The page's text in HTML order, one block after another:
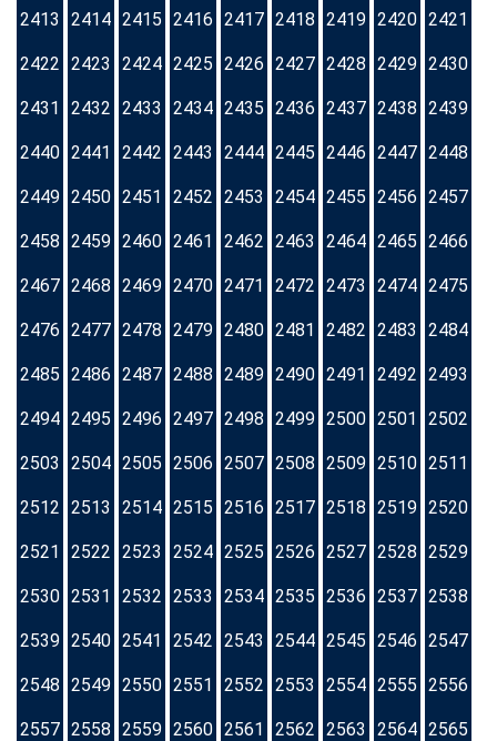
2413 2414 2415 2416 2417 2418 2419 2420 2421
2422 2423 2424 2425 2426 2427 2428 2429 2430
2431 2432 2433 2434 2435 2436 2437 2438 2439
2440 2441 2442 2443 2444 2445 2446 2447 2448
2449 2450 2451 2452 2453 2454 2455 2456 2457
2458 2459 2460 2461 2462 2463 2464 2465 2466
2467 2468 2469 2470 2471 2472 2473 2474 2475
2476 2477 2478 2479 2480 2481 2482 2483 2484
2485 2486 2487 2488 2489 2490 2491 2492 2493
2494 2495 2496 2497 2498 2499 2500 2501 2502
2503 2504 2505 2506 2507 2508 2509 2510 2511
2512 2513 2514 2515 2516 2517 2518 2519 2520
2521 2522 2523 2524 2525 2526 2527 2528 2529
2530 2531 2532 2533 2534 2535 2536 2537 2538
2539 2540 2541 2542 2543 2544 2545 2546 2547
2548 2549 2550 2551 2552 2553 2554 2555 2556
2557 2558 2559 2560 2561 2562 2563 2564 2565